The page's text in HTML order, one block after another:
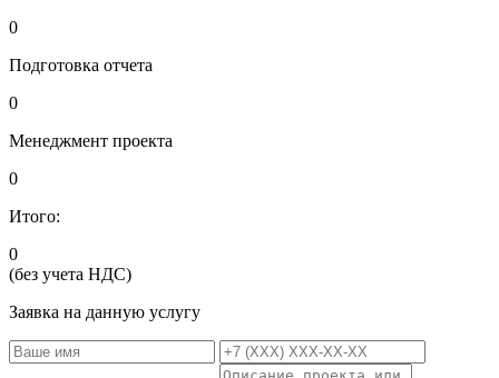
0
Подготовка отчета
0
Менеджмент проекта
0
Итого:
0
(без учета НДС)
Заявка на данную услугу